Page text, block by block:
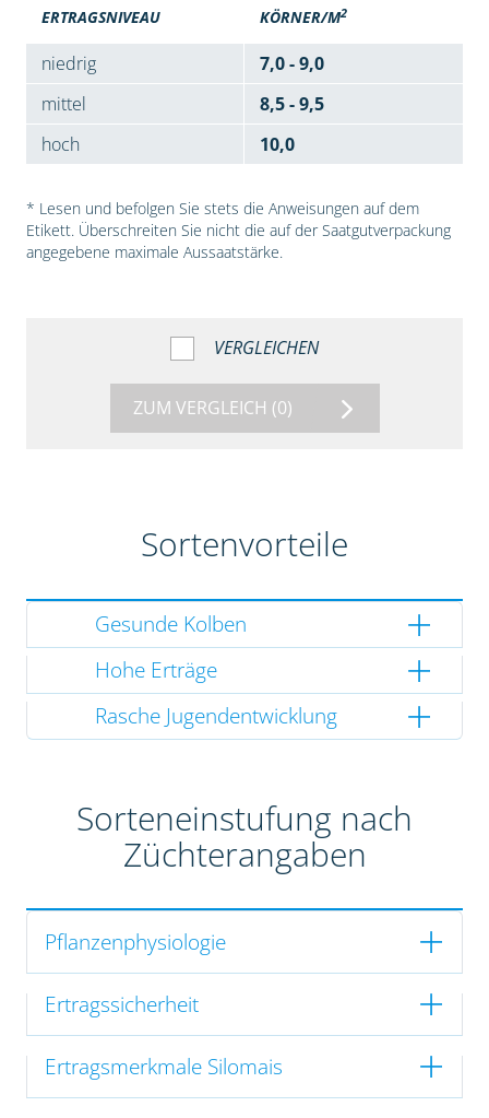
ERTRAGSNIVEAU KÖRNER/M2
niedrig
7,0 - 9,0
mittel
8,5 - 9,5
hoch
10,0
* Lesen und befolgen Sie stets die Anweisungen auf dem
Etikett. Überschreiten Sie nicht die auf der Saatgutverpackung
angegebene maximale Aussaatstärke.
VERGLEICHEN
ZUM VERGLEICH (0)
Sortenvorteile
Gesunde Kolben
Hohe Erträge
Rasche Jugendentwicklung
Sorteneinstufung nach
Züchterangaben
Pflanzenphysiologie
Ertragssicherheit
Ertragsmerkmale Silomais